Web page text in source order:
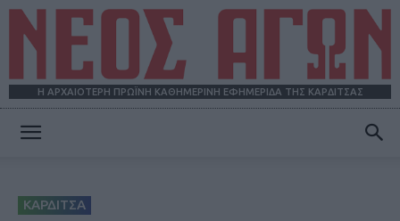
Η ΑΡΧΑΙΟΤΕΡΗ ΠΡΩΪΝΗ ΚΑΘΗΜΕΡΙΝΗ ΕΦΗΜΕΡΙΔΑ ΤΗΣ ΚΑΡΔΙΤΣΑΣ
ΚΑΡΔΙΤΣΑ